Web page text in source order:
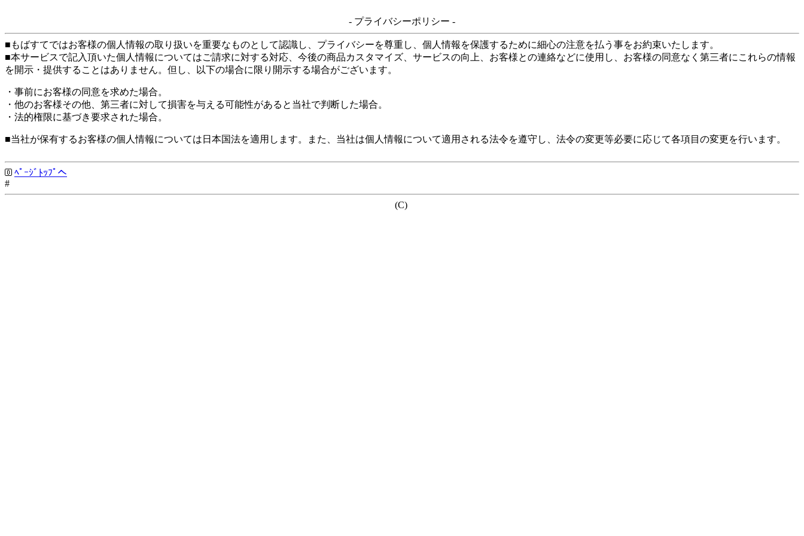
- プライバシーポリシー -
■もばすてではお客様の個人情報の取り扱いを重要なものとして認識し、プライバシーを尊重し、個人情報を保護するために細心の注意を払う事をお約束いたします。
■本サービスで記入頂いた個人情報についてはご請求に対する対応、今後の商品カスタマイズ、サービスの向上、お客様との連絡などに使用し、お客様の同意なく第三者にこれらの情報
を開示・提供することはありません。但し、以下の場合に限り開示する場合がございます。
・事前にお客様の同意を求めた場合。
・他のお客様その他、第三者に対して損害を与える可能性があると当社で判断した場合。
・法的権限に基づき要求された場合。
■当社が保有するお客様の個人情報については日本国法を適用します。また、当社は個人情報について適用される法令を遵守し、法令の変更等必要に応じて各項目の変更を行います。
ﾍﾟｰｼﾞﾄｯﾌﾟへ
#
(C)